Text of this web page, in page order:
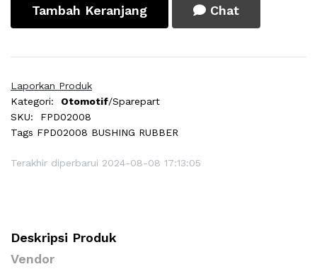
Tambah Keranjang Chat
Laporkan Produk
Kategori:
Otomotif/Sparepart
SKU:
FPD02008
Tags FPD02008 BUSHING RUBBER
Terakhir diperbarui 2024-08-08 17:13:05
Deskripsi Produk
Vendor